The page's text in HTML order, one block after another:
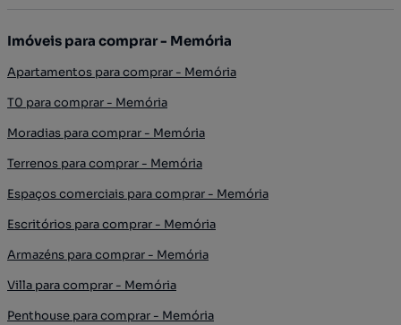
Imóveis para comprar - Memória
Apartamentos para comprar - Memória
T0 para comprar - Memória
Moradias para comprar - Memória
Terrenos para comprar - Memória
Espaços comerciais para comprar - Memória
Escritórios para comprar - Memória
Armazéns para comprar - Memória
Villa para comprar - Memória
Penthouse para comprar - Memória